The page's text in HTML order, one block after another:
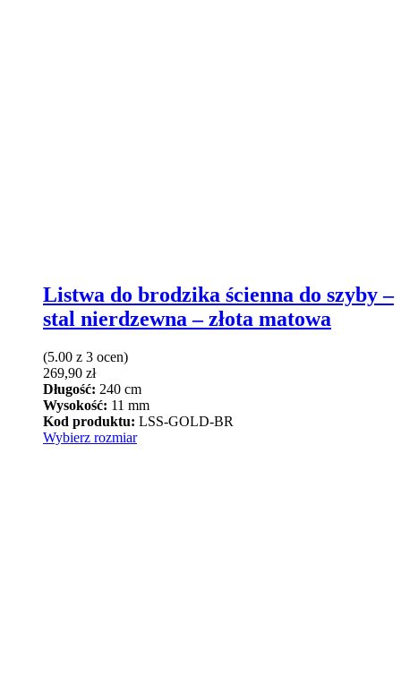
Listwa do brodzika ścienna do szyby –
stal nierdzewna – złota matowa
(5.00 z 3 ocen)
269,90 zł
Długość: 240 cm
Wysokość: 11 mm
Kod produktu: LSS-GOLD-BR
Wybierz rozmiarTen